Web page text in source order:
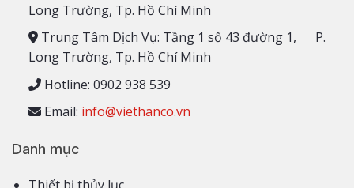
Long Trường, Tp. Hồ Chí Minh
Trung Tâm Dịch Vụ: Tầng 1 số 43 đường 1, P.
Long Trường, Tp. Hồ Chí Minh
Hotline: 0902 938 539
Email: info@viethanco.vn
Danh mục